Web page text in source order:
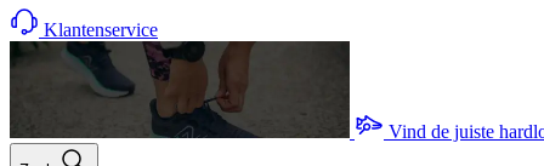
Klantenservice
Vind de juiste